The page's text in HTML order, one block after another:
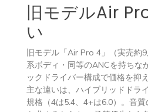
旧モデルAir
い
旧モデル「Air Pro 4」（実売約
系ボディ・同等のANCを持ちな
ックドライバー構成で価格を抑
主な違いは、ハイブリッドドラ
規格（4は5.4、4+は6.0）。音